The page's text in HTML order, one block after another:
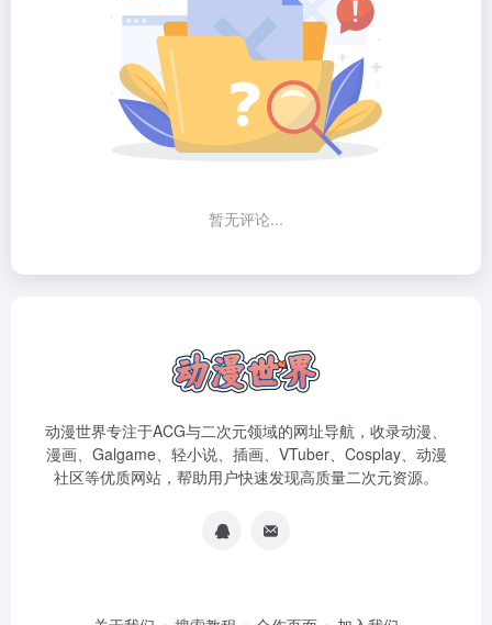
暂无评论...
动漫世界专注于ACG与二次元领域的网址导航，收录动漫、
漫画、Galgame、轻小说、插画、VTuber、Cosplay、动漫
社区等优质网站，帮助用户快速发现高质量二次元资源。